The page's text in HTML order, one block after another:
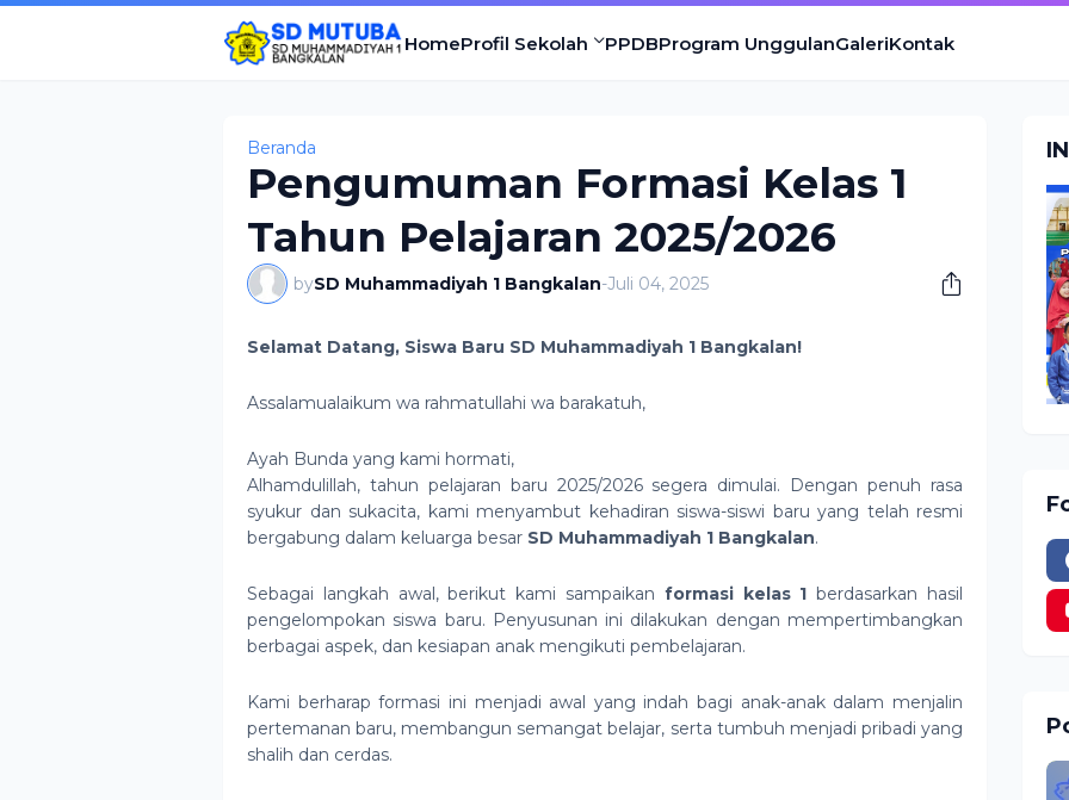
HomeProfil Sekolah PPDBProgram UnggulanGaleriKontak
Beranda
Pengumuman Formasi Kelas 1
Tahun Pelajaran 2025/2026
bySD Muhammadiyah 1 Bangkalan-Juli 04, 2025
Selamat Datang, Siswa Baru SD Muhammadiyah 1 Bangkalan!
Assalamualaikum wa rahmatullahi wa barakatuh,
Ayah Bunda yang kami hormati,
Alhamdulillah, tahun pelajaran baru 2025/2026 segera dimulai. Dengan penuh rasa
syukur dan sukacita, kami menyambut kehadiran siswa-siswi baru yang telah resmi
bergabung dalam keluarga besar SD Muhammadiyah 1 Bangkalan.
Sebagai langkah awal, berikut kami sampaikan formasi kelas 1 berdasarkan hasil
pengelompokan siswa baru. Penyusunan ini dilakukan dengan mempertimbangkan
berbagai aspek, dan kesiapan anak mengikuti pembelajaran.
Kami berharap formasi ini menjadi awal yang indah bagi anak-anak dalam menjalin
pertemanan baru, membangun semangat belajar, serta tumbuh menjadi pribadi yang
shalih dan cerdas.